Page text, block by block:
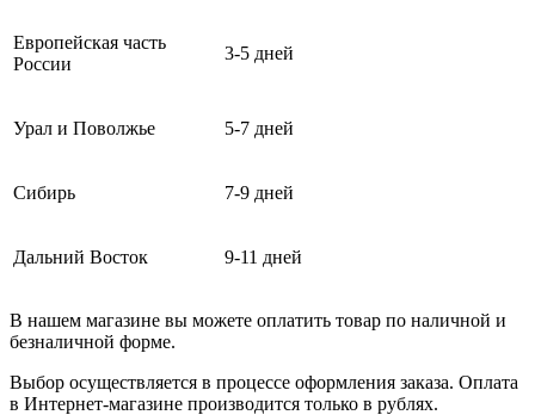
Европейская часть
России
3-5 дней
Урал и Поволжье 5-7 дней
Сибирь 7-9 дней
Дальний Восток 9-11 дней
В нашем магазине вы можете оплатить товар по наличной и
безналичной форме.
Выбор осуществляется в процессе оформления заказа. Оплата
в Интернет-магазине производится только в рублях.